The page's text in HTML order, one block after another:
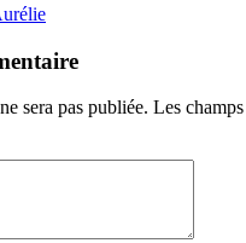
sera pas publiée. Les